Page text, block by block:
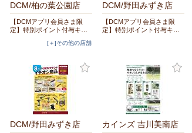
DCM/柏の葉公園店
【DCMアプリ会員さま限
定】特別ポイント付与キ…
[＋]その他の店舗
DCM/野田みずき店
【DCMアプリ会員さま限
定】特別ポイント付与キ…
DCM/野田みずき店 カインズ 吉川美南店